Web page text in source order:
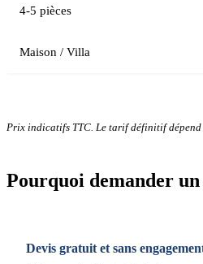
4-5 pièces
Maison / Villa
Prix indicatifs TTC. Le tarif définitif dépend
Pourquoi demander
Devis gratuit et sans